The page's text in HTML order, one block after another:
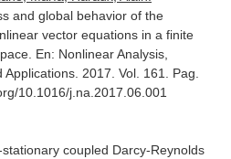
and global behavior of the
vector equations in a finite
En: Nonlinear Analysis,
Applications. 2017. Vol. 161. Pag.
10.1016/j.na.2017.06.001
coupled Darcy-Reynolds